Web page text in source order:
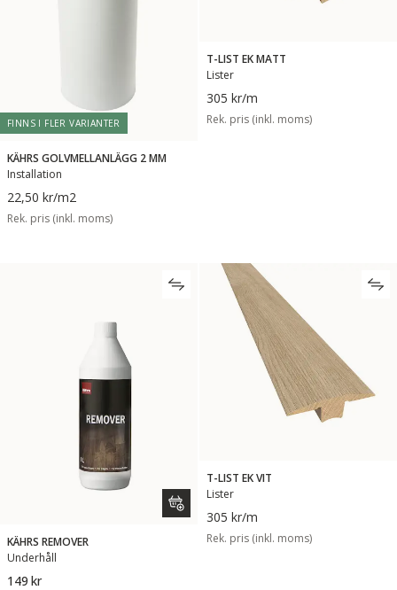
FINNS I FLER VARIANTER
KÄHRS GOLVMELLANLÄGG 2 MM
Installation
22,50 kr/m2
Rek. pris (inkl. moms)
T-LIST EK MATT
Lister
305 kr/m
Rek. pris (inkl. moms)
KÄHRS REMOVER
Underhåll
149 kr
T-LIST EK VIT
Lister
305 kr/m
Rek. pris (inkl. moms)